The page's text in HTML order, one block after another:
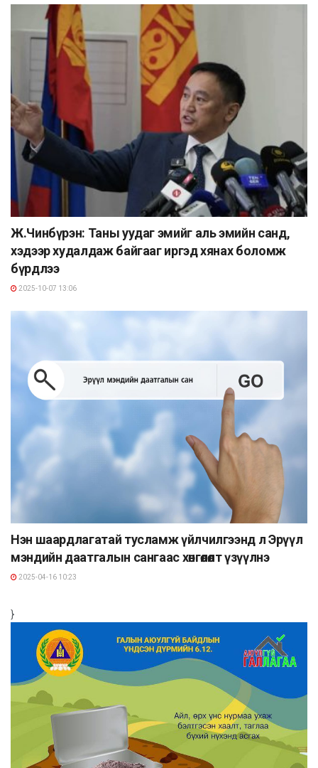
Ж.Чинбүрэн: Таны уудаг эмийг аль эмийн санд,
хэдээр худалдаж байгааг иргэд хянах боломж
бүрдлээ
2025-10-07 13:06
Нэн шаардлагатай тусламж үйлчилгээнд л Эрүүл
мэндийн даатгалын сангаас хөнгөлөлт үзүүлнэ
2025-04-16 10:23
}